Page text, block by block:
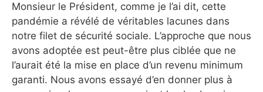
Monsieur le Président, comme je l’ai dit, cette
pandémie a révélé de véritables lacunes dans
notre filet de sécurité sociale. L’approche que nous
avons adoptée est peut-être plus ciblée que ne
l’aurait été la mise en place d’un revenu minimum
garanti. Nous avons essayé d’en donner plus à